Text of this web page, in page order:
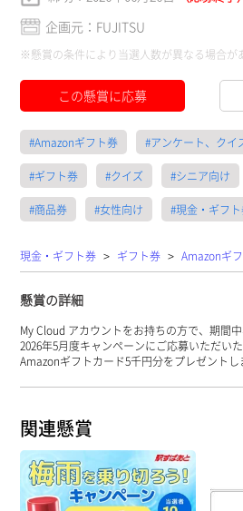
企画元：FUJITSU
※懸賞の条件により当選人数が異なる場合が
この懸賞に応募
#Amazonギフト券 #アンケート、クイ
#ギフト券 #クイズ #シニア向け
#商品券 #女性向け #現金・ギフ
現金・ギフト券 > ギフト券 > Amazonギ
懸賞の詳細
My Cloud アカウントをお持ちの方で、期間
2026年5月度キャンペーンにご応募いただい
Amazonギフトカード5千円分をプレゼントし
関連懸賞